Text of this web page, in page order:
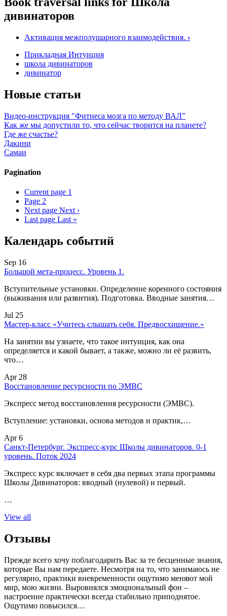
дивинаторов
Активация межполушарного взаимодействия. ›
Прикладная Интуиция
школа дивинаторов
дивинатор
Новые статьи
Видео-инструкция "Фитнеса мозга по методу ВАЛ"
Как же мы допустили то, что сейчас творится на планете?
Где же счастье?
Дакини
Самаи
Pagination
Current page 1
Page 2
Next page Next ›
Last page Last »
Календарь событий
Sep 16
Большой мета-процесс. Уровень 1.
Вступительные установки. Определение коренного состояния
(выживания или развития). Подготовка. Вводные занятия…
Jul 25
Мастер-класс «Учитесь слышать себя. Предвосхищение.»
На занятии вы узнаете, что такое интуиция, как она
определяется и какой бывает, а также, можно ли её развить,
что…
Apr 28
Восстановление ресурсности по ЭМВС
Экспресс метод восстановления ресурсности (ЭМВС).
Вступление: установки, основа методов и практик,…
Apr 6
Санкт-Петербург. Экспресс-курс Школы дивинаторов. 0-1
уровень. Поток 2024
Экспресс курс включает в себя два первых этапа программы
Школы Дивинаторов: вводный (нулевой) и первый.
…
View all
Отзывы
Прежде всего хочу поблагодарить Вас за те бесценные знания,
которые Вы нам передаете. Несмотря на то, что занимаюсь не
регулярно, практики вневременности ощутимо меняют мой
мир, мою жизни. Выровнялся эмоциональный фон –
настроение практически всегда стабильно приподнятое.
Ощутимо повысился…